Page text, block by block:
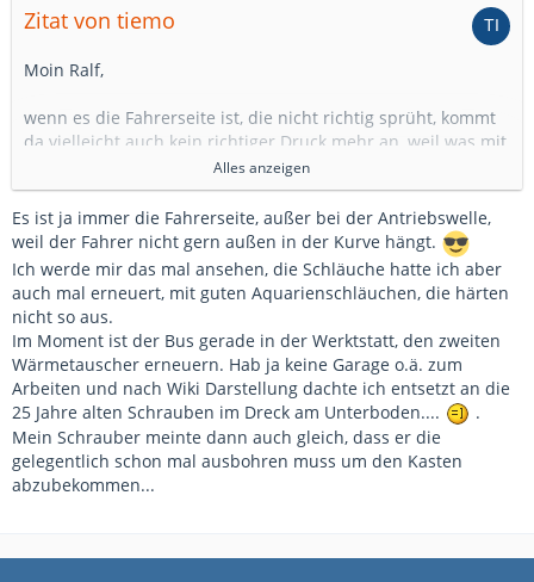
Zitat von tiemo
Moin Ralf,
wenn es die Fahrerseite ist, die nicht richtig sprüht, kommt
da vielleicht auch kein richtiger Druck mehr an, weil was mit
Gruß,
Tiemo
Alles anzeigen
Es ist ja immer die Fahrerseite, außer bei der Antriebswelle,
weil der Fahrer nicht gern außen in der Kurve hängt.
Ich werde mir das mal ansehen, die Schläuche hatte ich aber
auch mal erneuert, mit guten Aquarienschläuchen, die härten
nicht so aus.
Im Moment ist der Bus gerade in der Werktstatt, den zweiten
Wärmetauscher erneuern. Hab ja keine Garage o.ä. zum
Arbeiten und nach Wiki Darstellung dachte ich entsetzt an die
25 Jahre alten Schrauben im Dreck am Unterboden....
.
Mein Schrauber meinte dann auch gleich, dass er die
gelegentlich schon mal ausbohren muss um den Kasten
abzubekommen...